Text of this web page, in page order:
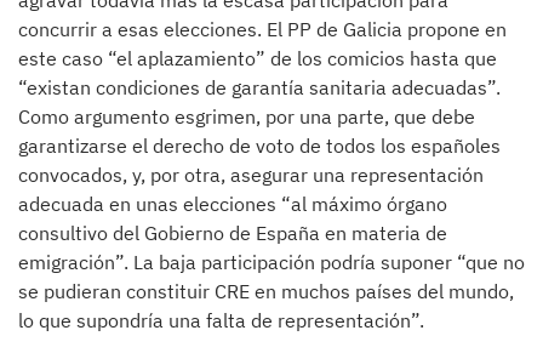
concurrir a esas elecciones. El PP de Galicia propone en
este caso “el aplazamiento” de los comicios hasta que
“existan condiciones de garantía sanitaria adecuadas”.
Como argumento esgrimen, por una parte, que debe
garantizarse el derecho de voto de todos los españoles
convocados, y, por otra, asegurar una representación
adecuada en unas elecciones “al máximo órgano
consultivo del Gobierno de España en materia de
emigración”. La baja participación podría suponer “que no
se pudieran constituir CRE en muchos países del mundo,
lo que supondría una falta de representación”.